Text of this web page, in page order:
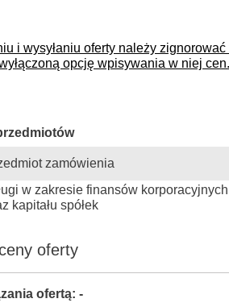
i wysyłaniu oferty należy
opcję wpisywania w niej cen.
zamówienia
w zakresie finansów korporacyjnych
kapitału spółek
oferty
ofertą: -